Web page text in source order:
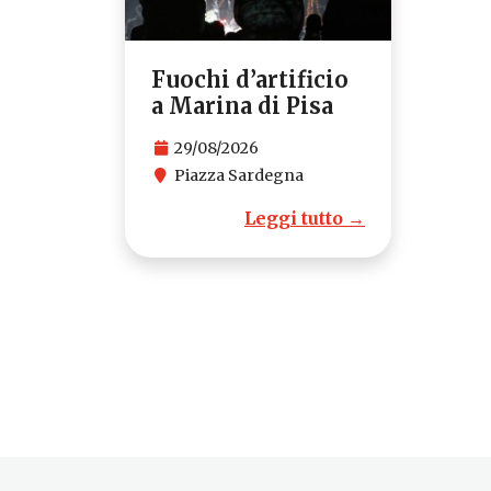
Fuochi d’artificio
a Marina di Pisa
29/08/2026
Piazza Sardegna
Leggi tutto →